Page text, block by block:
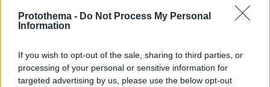
Protothema - Do Not Process My Personal
Information
If you wish to opt-out of the sale, sharing to third parties, or
processing of your personal or sensitive information for
targeted advertising by us, please use the below opt-out
Στον εισαγγελέα ο ιδιοκτήτης του beach bar για τον
θάνατο του 4χρονου στην Πάρο - Τι ερευνούν οι Αρχές
Ελικόπτερο «πάρκαρε» στο Σαρακήνικο για να κάνουν
μπάνιο οι επιβάτες του, δείτε βίντεο
πριν 17 λεπτά